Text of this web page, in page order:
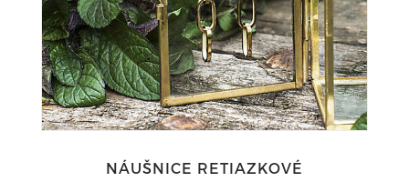
NÁUŠNICE RETIAZKOVÉ